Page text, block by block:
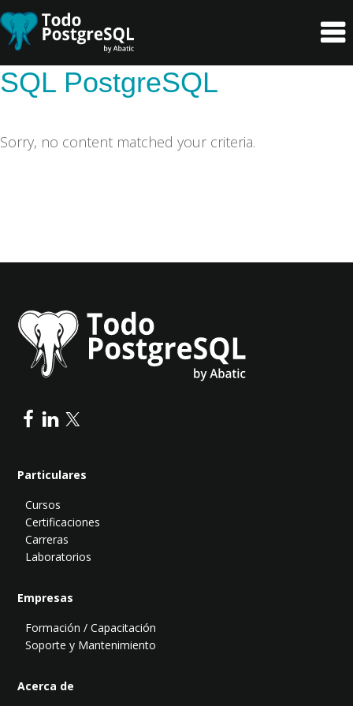
Skip
to
primary
navigation
Skip
to
content
header-
right
Main
navigation
SQL PostgreSQL
Sorry, no content matched your criteria.
Particulares
Cursos
Certificaciones
Carreras
Laboratorios
Empresas
Formación / Capacitación
Soporte y Mantenimiento
Acerca de